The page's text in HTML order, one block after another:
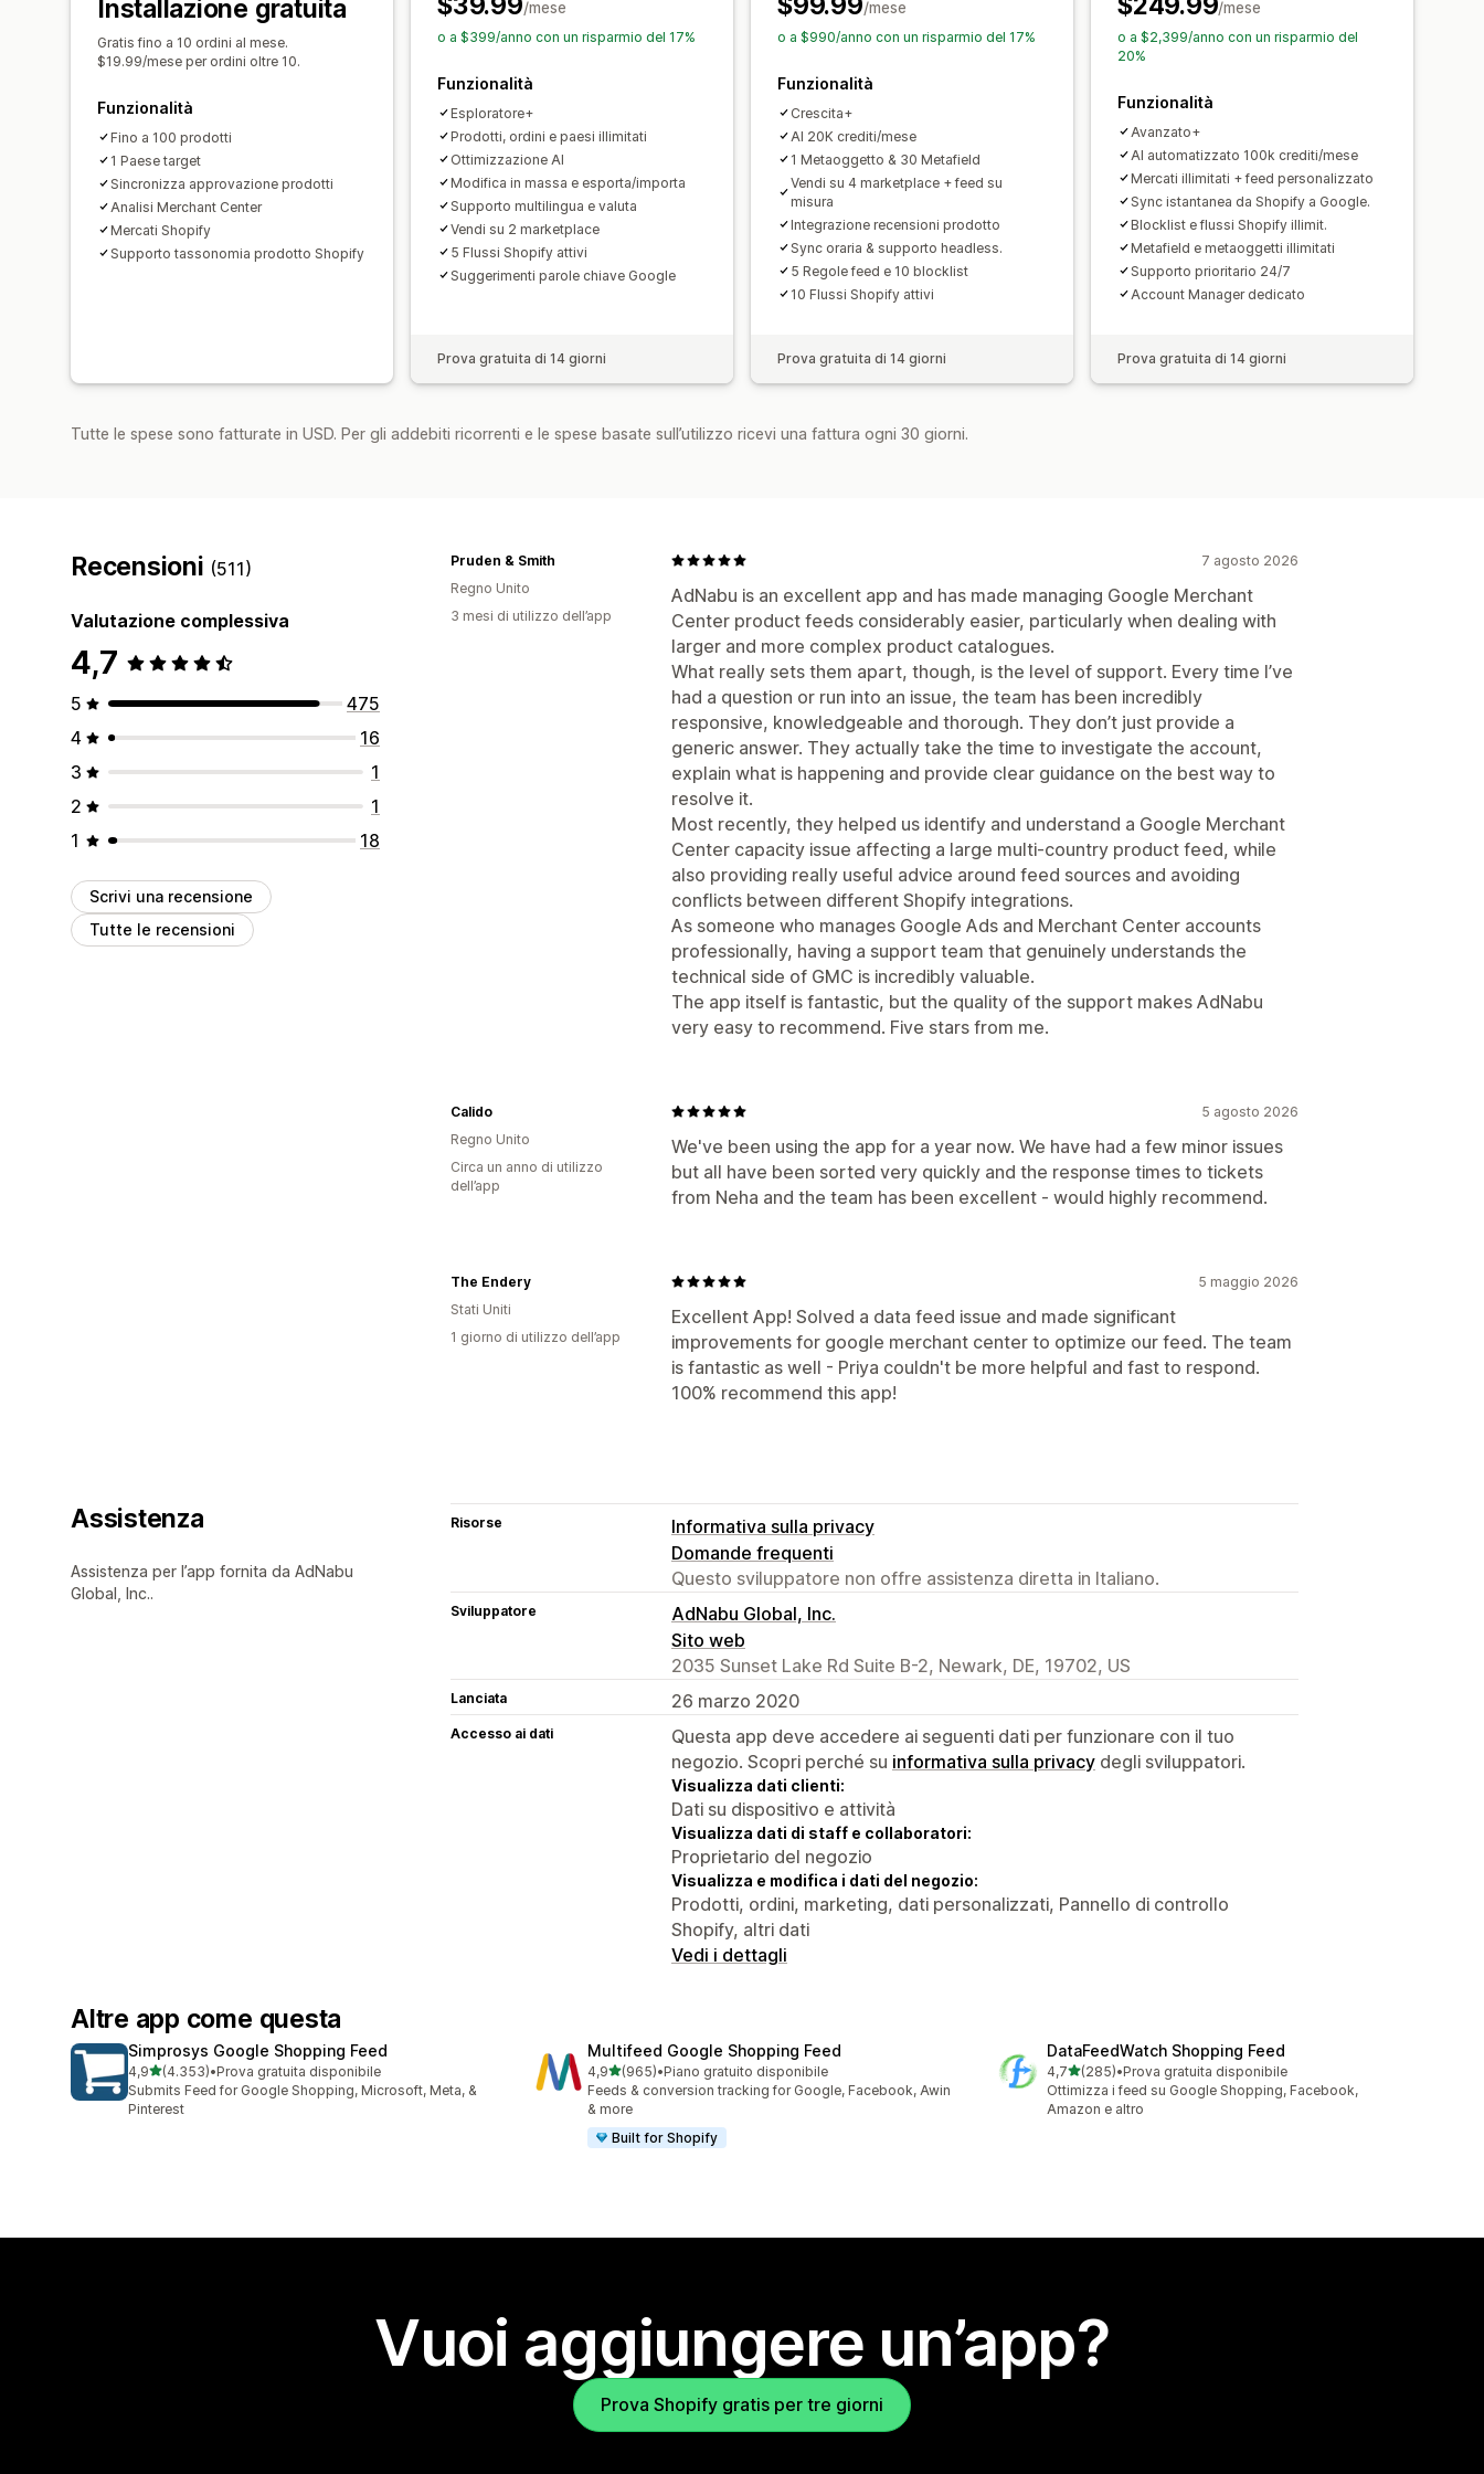
Assistenza per le scorte
Gestione dei GTIN
Headless
Monitoraggio della performance
Installazione gratuita
Gratis fino a 10 ordini al mese.
$19.99/mese per ordini oltre 10.
Funzionalità
Fino a 100 prodotti
1 Paese target
Sincronizza approvazione prodotti
Analisi Merchant Center
Mercati Shopify
Supporto tassonomia prodotto Shopify
/mese
o a $399/anno con un risparmio del 17%
Funzionalità
Esploratore+
Prodotti, ordini e paesi illimitati
Ottimizzazione AI
Modifica in massa e esporta/importa
Supporto multilingua e valuta
Vendi su 2 marketplace
5 Flussi Shopify attivi
Suggerimenti parole chiave Google
Prova gratuita di 14 giorni
/mese
o a $990/anno con un risparmio del 17%
Funzionalità
Crescita+
AI 20K crediti/mese
1 Metaoggetto & 30 Metafield
Vendi su 4 marketplace + feed su
misura
Integrazione recensioni prodotto
Sync oraria & supporto headless.
5 Regole feed e 10 blocklist
10 Flussi Shopify attivi
Prova gratuita di 14 giorni
/mese
o a $2,399/anno con un risparmio del
20%
Funzionalità
Avanzato+
AI automatizzato 100k crediti/mese
Mercati illimitati + feed personalizzato
Sync istantanea da Shopify a Google.
Blocklist e flussi Shopify illimit.
Metafield e metaoggetti illimitati
Supporto prioritario 24/7
Account Manager dedicato
Prova gratuita di 14 giorni
Tutte le spese sono fatturate in USD. Per gli addebiti ricorrenti e le spese basate sull’utilizzo ricevi una fattura ogni 30 giorni.
Recensioni (511)
Valutazione complessiva
4,7
5
475
4
16
3
1
2
1
1
18
Scrivi una recensione
Tutte le recensioni
7 agosto 2026
AdNabu is an excellent app and has made managing Google Merchant
Center product feeds considerably easier, particularly when dealing with
larger and more complex product catalogues.
What really sets them apart, though, is the level of support. Every time I’ve
had a question or run into an issue, the team has been incredibly
responsive, knowledgeable and thorough. They don’t just provide a
generic answer. They actually take the time to investigate the account,
explain what is happening and provide clear guidance on the best way to
resolve it.
Most recently, they helped us identify and understand a Google Merchant
Center capacity issue affecting a large multi-country product feed, while
also providing really useful advice around feed sources and avoiding
conflicts between different Shopify integrations.
As someone who manages Google Ads and Merchant Center accounts
professionally, having a support team that genuinely understands the
technical side of GMC is incredibly valuable.
The app itself is fantastic, but the quality of the support makes AdNabu
very easy to recommend. Five stars from me.
Pruden & Smith
Regno Unito
3 mesi di utilizzo dell’app
5 agosto 2026
We've been using the app for a year now. We have had a few minor issues
but all have been sorted very quickly and the response times to tickets
from Neha and the team has been excellent - would highly recommend.
Calido
Regno Unito
Circa un anno di utilizzo
dell’app
5 maggio 2026
Excellent App! Solved a data feed issue and made significant
improvements for google merchant center to optimize our feed. The team
is fantastic as well - Priya couldn't be more helpful and fast to respond.
100% recommend this app!
The Endery
Stati Uniti
1 giorno di utilizzo dell’app
Assistenza
Assistenza per l’app fornita da AdNabu
Global, Inc..
Risorse
Informativa sulla privacy
Domande frequenti
Questo sviluppatore non offre assistenza diretta in Italiano.
Sviluppatore
AdNabu Global, Inc.
Sito web
2035 Sunset Lake Rd Suite B-2, Newark, DE, 19702, US
Lanciata 26 marzo 2020
Accesso ai dati
Questa app deve accedere ai seguenti dati per funzionare con il tuo
negozio. Scopri perché su informativa sulla privacy degli sviluppatori.
Visualizza dati clienti:
Dati su dispositivo e attività
Visualizza dati di staff e collaboratori:
Proprietario del negozio
Visualizza e modifica i dati del negozio:
Prodotti, ordini, marketing, dati personalizzati, Pannello di controllo
Shopify, altri dati
Vedi i dettagli
Altre app come questa
Simprosys Google Shopping Feed
4,9stelle su 5
(4.353)
4353 recensioni totali
•Prova gratuita disponibile
Submits Feed for Google Shopping, Microsoft, Meta, &
Pinterest
Multifeed Google Shopping Feed
4,9stelle su 5
(965)
965 recensioni totali
•Piano gratuito disponibile
Feeds & conversion tracking for Google, Facebook, Awin
& more
Built for Shopify
DataFeedWatch Shopping Feed
4,7stelle su 5
(285)
285 recensioni totali
•Prova gratuita disponibile
Ottimizza i feed su Google Shopping, Facebook,
Amazon e altro
Vuoi aggiungere un’app?
Prova Shopify gratis per tre giorni